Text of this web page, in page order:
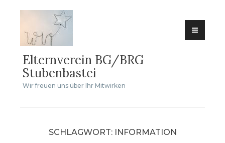
springen
Elternverein BG/BRG
Stubenbastei
Wir freuen uns über Ihr Mitwirken
SCHLAGWORT: INFORMATION